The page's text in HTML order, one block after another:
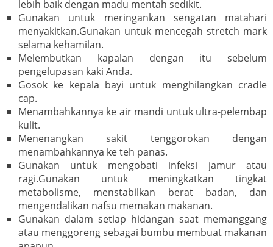
lebih baik dengan madu mentah sedikit.
Gunakan untuk meringankan sengatan matahari
menyakitkan.Gunakan untuk mencegah stretch mark
selama kehamilan.
Melembutkan kapalan dengan itu sebelum
pengelupasan kaki Anda.
Gosok ke kepala bayi untuk menghilangkan cradle
cap.
Menambahkannya ke air mandi untuk ultra-pelembap
kulit.
Menenangkan sakit tenggorokan dengan
menambahkannya ke teh panas.
Gunakan untuk mengobati infeksi jamur atau
ragi.Gunakan untuk meningkatkan tingkat
metabolisme, menstabilkan berat badan, dan
mengendalikan nafsu memakan makanan.
Gunakan dalam setiap hidangan saat memanggang
atau menggoreng sebagai bumbu membuat makanan